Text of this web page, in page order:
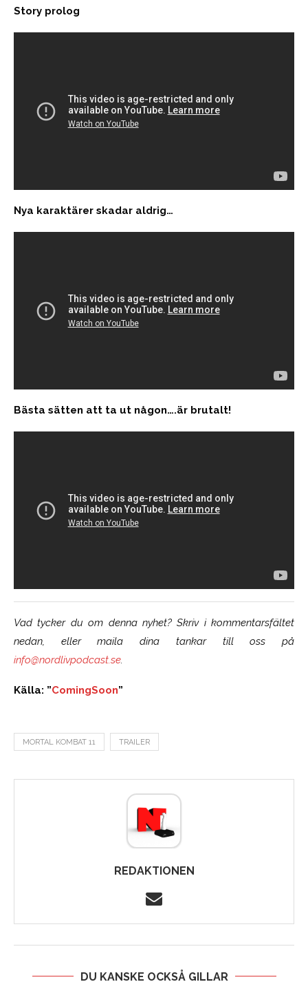
Story prolog
Nya karaktärer skadar aldrig…
Bästa sätten att ta ut någon….är brutalt!
Vad tycker du om denna nyhet? Skriv i kommentarsfältet
nedan, eller maila dina tankar till oss på
info@nordlivpodcast.se.
Källa: ”ComingSoon”
MORTAL KOMBAT 11 TRAILER
REDAKTIONEN
DU KANSKE OCKSÅ GILLAR